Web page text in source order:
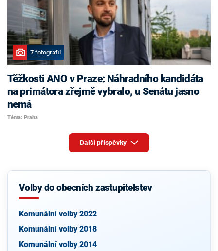
7 fotografií
Těžkosti ANO v Praze: Náhradního kandidáta
na primátora zřejmě vybralo, u Senátu jasno
nemá
Téma: Praha
Další příspěvky
Volby do obecních zastupitelstev
Komunální volby 2022
Komunální volby 2018
Komunální volby 2014